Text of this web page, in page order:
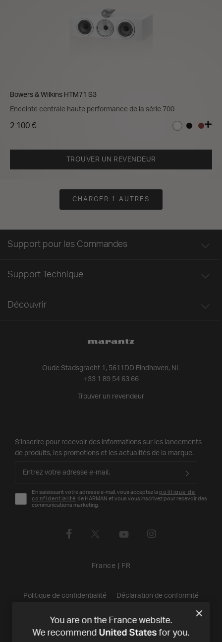
Bowers & Wilkins HTM71 S3
Enceinte centrale haute performance de la série 700
2 100 €
TROUVER UN REVENDEUR
CHARGER 1 AUTRES
Oude Stadsgracht 1, 5611DD Eindhoven, NL
+33 1 89 54 63 66
Trouver un revendeur
Support pour les Commandes
Support Technique
Découvrir
S’inscrire pour recevoir des informations sur les lancements
de produits, les promotions et les actualités de la marque.
En saisissant votre adresse e-mail, vous acceptez la politique de
confidentialité de HARMAN et vous vous inscrivez pour recevoir des
communications marketing.
France FR
Politique de confidentialité Déclaration de conformité
Conditions de Vente ©2026 Harman International Industries,
Incorporated. All rights reserved.
You are on the France website.
We recommend United Statesfor you.